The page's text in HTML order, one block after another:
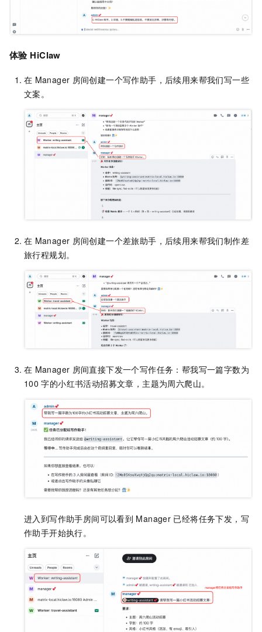
体验 HiClaw
在 Manager 房间创建一个写作助手，后续用来帮我们写一些
文案。
在 Manager 房间创建一个差旅助手，后续用来帮我们制作差
旅行程规划。
在 Manager 房间直接下发一个写作任务：帮我写一篇字数为
100 字的小红书活动招募文章，主题为周六爬山。
进入到写作助手房间可以看到 Manager 已经将任务下发，写
作助手开始执行。